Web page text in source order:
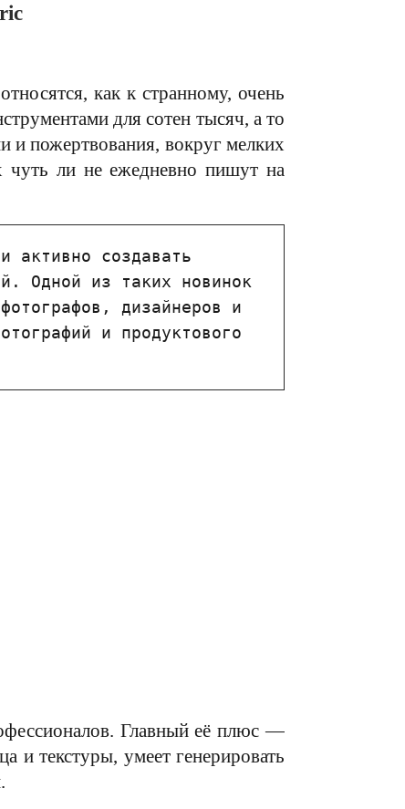
как к странному, очень
для сотен тысяч, а то
и пожертвования, вокруг мелких
чуть ли не ежедневно пишут на
активно создавать
Одной из таких новинок
дизайнеров и
и продуктового
Главный её плюс —
и текстуры, умеет генерировать